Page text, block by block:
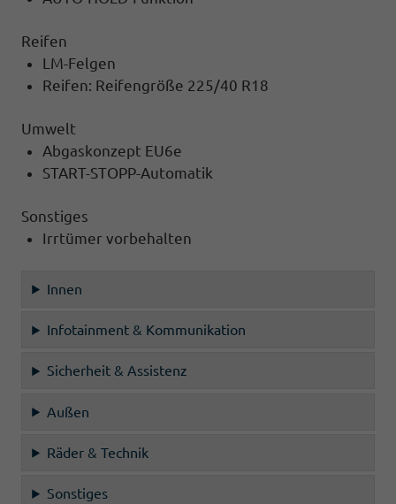
Reifen
LM-Felgen
Reifen: Reifengröße 225/40 R18
Umwelt
Abgaskonzept EU6e
START-STOPP-Automatik
Sonstiges
Irrtümer vorbehalten
Innen
Infotainment & Kommunikation
Sicherheit & Assistenz
Außen
Räder & Technik
Sonstiges